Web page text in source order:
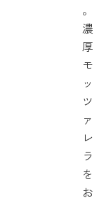
。
濃
厚
モ
ッ
ツ
ァ
レ
ラ
を
お